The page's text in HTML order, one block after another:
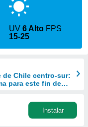
UV6 Alto FPS
15-25
de Chile centro-sur:
para este fin de
Instalar